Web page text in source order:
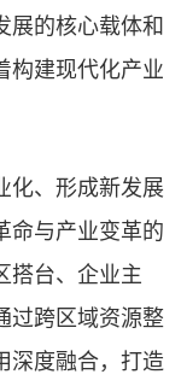
展的核心载体和
构建现代化产业
化、形成新发展
命与产业变革的
搭台、企业主
过跨区域资源整
深度融合，打造